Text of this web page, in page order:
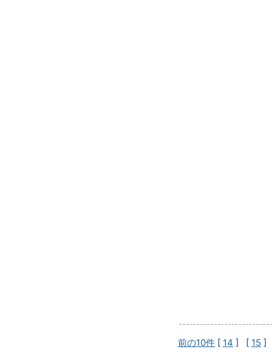
前の10件 [ 14 ] [ 15 ]